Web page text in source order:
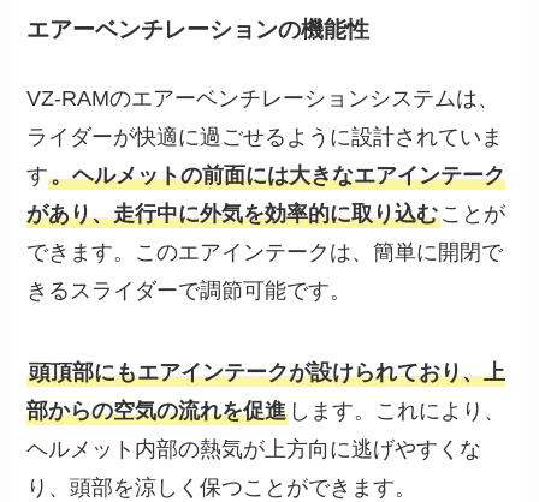
エアーベンチレーションの機能性
VZ-RAMのエアーベンチレーションシステムは、
ライダーが快適に過ごせるように設計されていま
す。ヘルメットの前面には大きなエアインテーク
があり、走行中に外気を効率的に取り込むことが
できます。このエアインテークは、簡単に開閉で
きるスライダーで調節可能です。
頭頂部にもエアインテークが設けられており、上
部からの空気の流れを促進 します。これにより、
ヘルメット内部の熱気が上方向に逃げやすくな
り、頭部を涼しく保つことができます。